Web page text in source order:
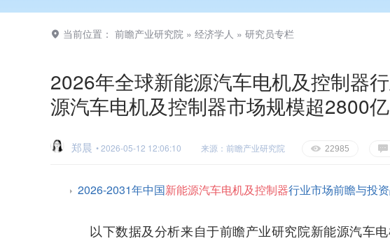
当前位置： 前瞻产业研究院 » 经济学人 » 研究员专栏
2026年全球新能源汽车电机及控制器
源汽车电机及控制器市场规模超2800亿
郑晨 • 2026-05-12 12:06:10 来源：前瞻产业研究院 E 22985 G
2026-2031年中国新能源汽车电机及控制器行业市场前瞻与投
以下数据及分析来自于前瞻产业研究院新能源汽车